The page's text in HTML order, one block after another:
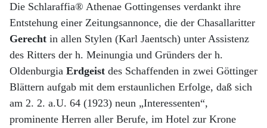
Die Schlaraffia® Athenae Gottingenses verdankt ihre
Entstehung einer Zeitungsannonce, die der Chasallaritter
Gerecht in allen Stylen (Karl Jaentsch) unter Assistenz
des Ritters der h. Meinungia und Gründers der h.
Oldenburgia Erdgeist des Schaffenden in zwei Göttinger
Blättern aufgab mit dem erstaunlichen Erfolge, daß sich
am 2. 2. a.U. 64 (1923) neun „Interessenten“,
prominente Herren aller Berufe, im Hotel zur Krone